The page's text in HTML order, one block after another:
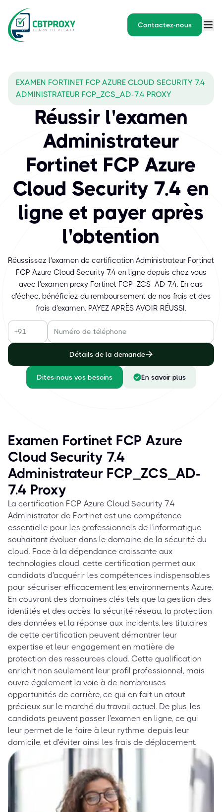
Contactez-nous
EXAMEN FORTINET FCP AZURE CLOUD SECURITY 7.4
ADMINISTRATEUR FCP_ZCS_AD-7.4 PROXY
Réussir l'examen
Administrateur
Fortinet FCP Azure
Cloud Security 7.4 en
ligne et payer après
l'obtention
Réussissez l'examen de certification Administrateur Fortinet
FCP Azure Cloud Security 7.4 en ligne depuis chez vous
avec l'examen proxy Fortinet FCP_ZCS_AD-7.4. En cas
d'échec, bénéficiez du remboursement de nos frais et des
frais d'examen. PAYEZ APRÈS AVOIR RÉUSSI.
Détails de la demande
Dites-nous vos besoins En savoir plus
Examen Fortinet FCP Azure
Cloud Security 7.4
Administrateur FCP_ZCS_AD-
7.4 Proxy
La certification FCP Azure Cloud Security 7.4
Administrator de Fortinet est une compétence
essentielle pour les professionnels de l'informatique
souhaitant évoluer dans le domaine de la sécurité du
cloud. Face à la dépendance croissante aux
technologies cloud, cette certification permet aux
candidats d'acquérir les compétences indispensables
pour sécuriser efficacement les environnements Azure.
En couvrant des domaines clés tels que la gestion des
identités et des accès, la sécurité réseau, la protection
des données et la réponse aux incidents, les titulaires
de cette certification peuvent démontrer leur
expertise et leur engagement en matière de
protection des ressources cloud. Cette qualification
enrichit non seulement leur profil professionnel, mais
ouvre également la voie à de nombreuses
opportunités de carrière, ce qui en fait un atout
précieux sur le marché du travail actuel. De plus, les
candidats peuvent passer l'examen en ligne, ce qui
leur permet de le faire à leur rythme, depuis leur
domicile, et d'éviter ainsi les frais de déplacement.